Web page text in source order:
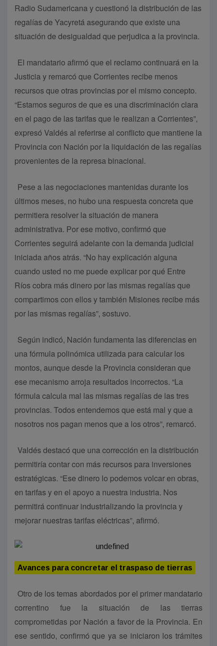
Radio Sudamericana y cuestionó la distribución de las
regalías de Yacyretá asegurando que existe una
situación de desigualdad que perjudica a la provincia.
El mandatario afirmó que el reclamo continuará en la
Justicia y remarcó que Corrientes recibe menos
recursos que otras provincias por el mismo concepto.
“Estamos seguros de que es una discriminación clara
en el pago de las tarifas que le realizan a Corrientes”,
expresó Valdés al referirse al conflicto que mantiene la
Provincia con Nación por la liquidación de las regalías
provenientes de la represa binacional.
Pese a las negociaciones mantenidas durante los
últimos meses, no hubo una respuesta concreta que
permitiera resolver la situación de manera
administrativa. Por ese motivo, confirmó que
Corrientes seguirá adelante con la demanda judicial
iniciada años atrás. “No hay explicación alguna
cuando usted no me puede explicar por qué Entre
Ríos cobra más dinero por las mismas regalías que
compartimos con ellos y también Misiones recibe más
por las mismas regalías”, sostuvo.
Según indicó, Nación fundamenta las diferencias en
una fórmula polinómica utilizada para calcular los
montos, aunque desde la Provincia consideran que
ese mecanismo arroja resultados incorrectos. “La
fórmula calcula mal las mismas regalías de las tres
provincias. Todos entendemos que está mal y que a
nosotros nos pagan menos que a los otros”, remarcó.
Valdés destacó que una corrección en la distribución
permitiría contar con más recursos para inversiones
estratégicas. “Ese dinero lo podemos volcar en obras,
en tarifas y en el apoyo a nuestra industria. Nos
permitirá continuar industrializando la provincia y
mejorar nuestras tarifas eléctricas”, afirmó.
Avances para concretar el traspaso de tierras
Otro de los temas abordados por el primer mandatario
correntino fue la situación de las tierras
comprometidas por Nación a favor de la Provincia. En
ese sentido, confirmó que ya se iniciaron los trámites